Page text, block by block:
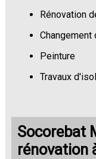
Rénovation
Peinture
Travaux
Socorebat
rénovation